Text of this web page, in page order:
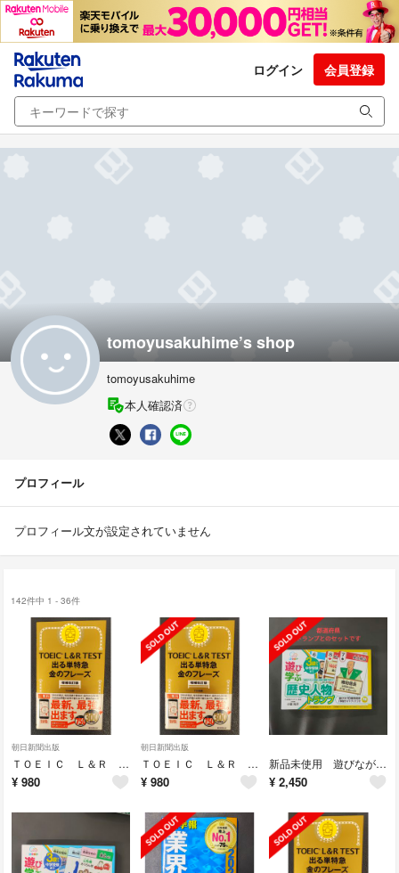
ログイン 会員登録
tomoyusakuhime’s shop
tomoyusakuhime
本人確認済
プロフィール
プロフィール文が設定されていません
142件中 1 - 36件
朝日新聞出版
ＴＯＥＩＣ Ｌ＆Ｒ ＴＥＳＴ出る単特急金のフレーズ 増補改訂版 2026年1月
¥ 980
朝日新聞出版
ＴＯＥＩＣ Ｌ＆Ｒ ＴＥＳＴ出る単特急金のフレーズ 増補改訂版 2026年1月
¥ 980
新品未使用 遊びながら学ぶ歴史人物トランプ 都道府県 トランプセット
¥ 2,450